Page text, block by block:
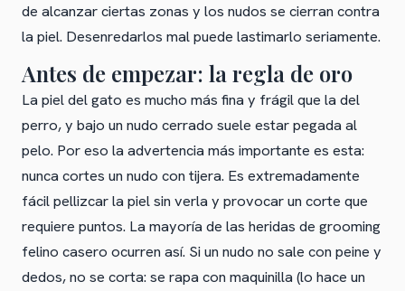
de alcanzar ciertas zonas y los nudos se cierran contra
la piel. Desenredarlos mal puede lastimarlo seriamente.
Antes de empezar: la regla de oro
La piel del gato es mucho más fina y frágil que la del
perro, y bajo un nudo cerrado suele estar pegada al
pelo. Por eso la advertencia más importante es esta:
nunca cortes un nudo con tijera. Es extremadamente
fácil pellizcar la piel sin verla y provocar un corte que
requiere puntos. La mayoría de las heridas de grooming
felino casero ocurren así. Si un nudo no sale con peine y
dedos, no se corta: se rapa con maquinilla (lo hace un